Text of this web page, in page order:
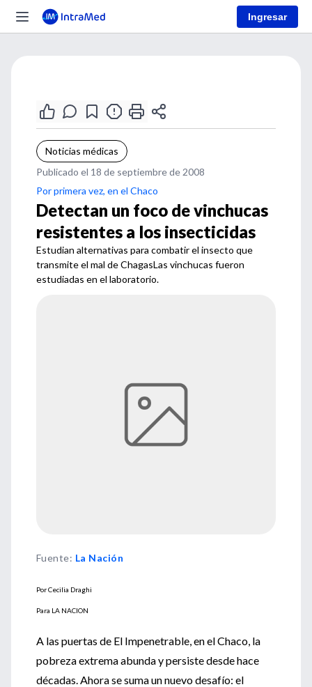
Ingresar
Noticias médicas
Publicado el 18 de septiembre de 2008
Por primera vez, en el Chaco
Detectan un foco de vinchucas
resistentes a los insecticidas
Estudian alternativas para combatir el insecto que
transmite el mal de ChagasLas vinchucas fueron
estudiadas en el laboratorio.
Fuente: La Nación
Por Cecilia Draghi
Para LA NACION
A las puertas de El Impenetrable, en el Chaco, la
pobreza extrema abunda y persiste desde hace
décadas. Ahora se suma un nuevo desafío: el